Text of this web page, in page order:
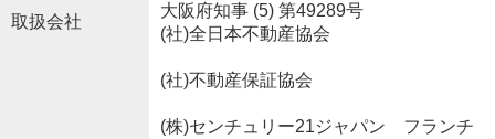
取扱会社
大阪府知事 (5) 第49289号
(社)全日本不動産協会
(社)不動産保証協会
(株)センチュリー21ジャパン フランチ